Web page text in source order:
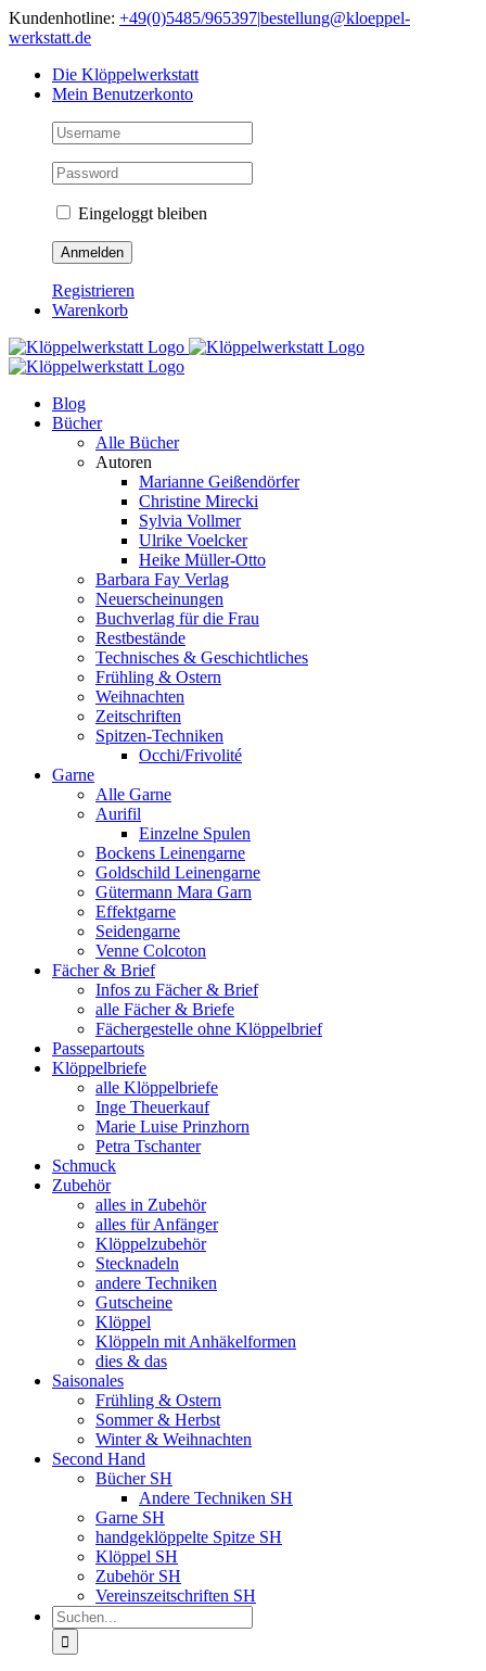
Skip
to
Kundenhotline: +49(0)5485/965397|bestellung@kloeppel-
werkstatt.de
Die Klöppelwerkstatt
Mein Benutzerkonto
Eingeloggt bleiben
Registrieren
Warenkorb
Blog
Bücher
Alle Bücher
Autoren
Marianne Geißendörfer
Christine Mirecki
Sylvia Vollmer
Ulrike Voelcker
Heike Müller-Otto
Barbara Fay Verlag
Neuerscheinungen
Buchverlag für die Frau
Restbestände
Technisches & Geschichtliches
Frühling & Ostern
Weihnachten
Zeitschriften
Spitzen-Techniken
Occhi/Frivolité
Garne
Alle Garne
Aurifil
Einzelne Spulen
Bockens Leinengarne
Goldschild Leinengarne
Gütermann Mara Garn
Effektgarne
Seidengarne
Venne Colcoton
Fächer & Brief
Infos zu Fächer & Brief
alle Fächer & Briefe
Fächergestelle ohne Klöppelbrief
Passepartouts
Klöppelbriefe
alle Klöppelbriefe
Inge Theuerkauf
Marie Luise Prinzhorn
Petra Tschanter
Schmuck
Zubehör
alles in Zubehör
alles für Anfänger
Klöppelzubehör
Stecknadeln
andere Techniken
Gutscheine
Klöppel
Klöppeln mit Anhäkelformen
dies & das
Saisonales
Frühling & Ostern
Sommer & Herbst
Winter & Weihnachten
Second Hand
Bücher SH
Andere Techniken SH
Garne SH
handgeklöppelte Spitze SH
Klöppel SH
Zubehör SH
Vereinszeitschriften SH
Suche
nach: